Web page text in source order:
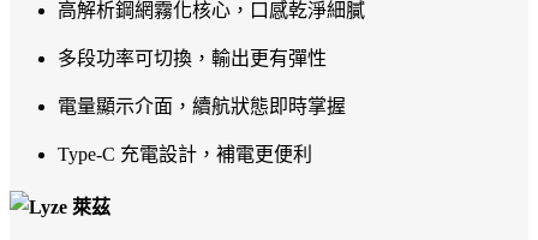
高解析鋼網霧化核心，口感乾淨細膩
多段功率可切換，輸出更有彈性
電量顯示介面，續航狀態即時掌握
Type-C 充電設計，補電更便利